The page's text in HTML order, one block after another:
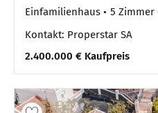
Einfamilienhaus
5 Zimmer
Kontakt: Properstar SA
2.400.000 € Kaufpreis